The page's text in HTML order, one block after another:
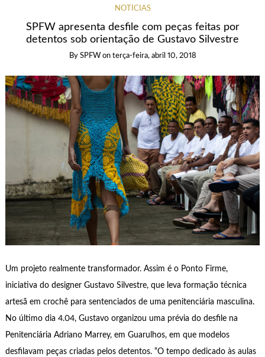
NOTÍCIAS
SPFW apresenta desfile com peças feitas por
detentos sob orientação de Gustavo Silvestre
By SPFW on terça-feira, abril 10, 2018
Um projeto realmente transformador. Assim é o Ponto Firme,
iniciativa do designer Gustavo Silvestre, que leva formação técnica
artesã em crochê para sentenciados de uma penitenciária masculina.
No último dia 4.04, Gustavo organizou uma prévia do desfile na
Penitenciária Adriano Marrey, em Guarulhos, em que modelos
desfilavam peças criadas pelos detentos. “O tempo dedicado às aulas